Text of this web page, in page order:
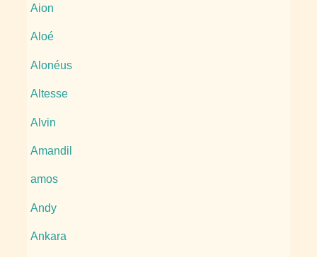
Aion
Aloé
Alonéus
Altesse
Alvin
Amandil
amos
Andy
Ankara